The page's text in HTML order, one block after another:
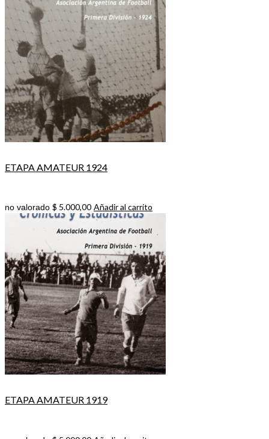
ETAPA AMATEUR 1924
no valorado $ 5.000,00 Añadir al carrito
ETAPA AMATEUR 1919